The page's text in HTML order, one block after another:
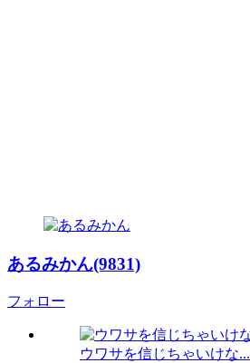
あるみかん(9831)
フォロー
ウワサを信じちゃいけな...